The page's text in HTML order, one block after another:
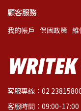
顧客服務
我的帳戶 保固政策 維
客服專線：02
客服時間：09:00-17:00